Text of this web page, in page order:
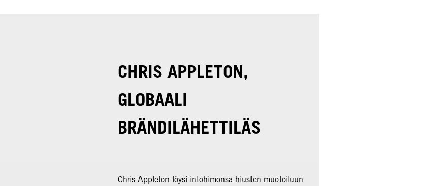
CHRIS APPLETON,
GLOBAALI
BRÄNDILÄHETTILÄS
Chris Appleton löysi intohimonsa hiusten muotoiluun